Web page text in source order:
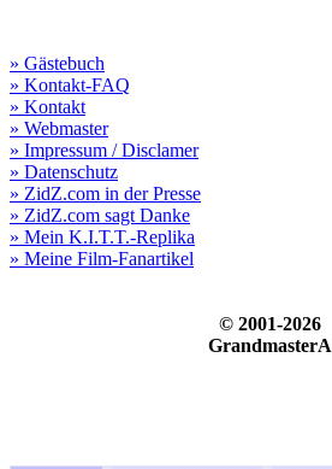
» Gästebuch
» Kontakt-FAQ
» Kontakt
» Webmaster
» Impressum / Disclamer
» Datenschutz
» ZidZ.com in der Presse
» ZidZ.com sagt Danke
» Mein K.I.T.T.-Replika
» Meine Film-Fanartikel
© 2001-2026
GrandmasterA